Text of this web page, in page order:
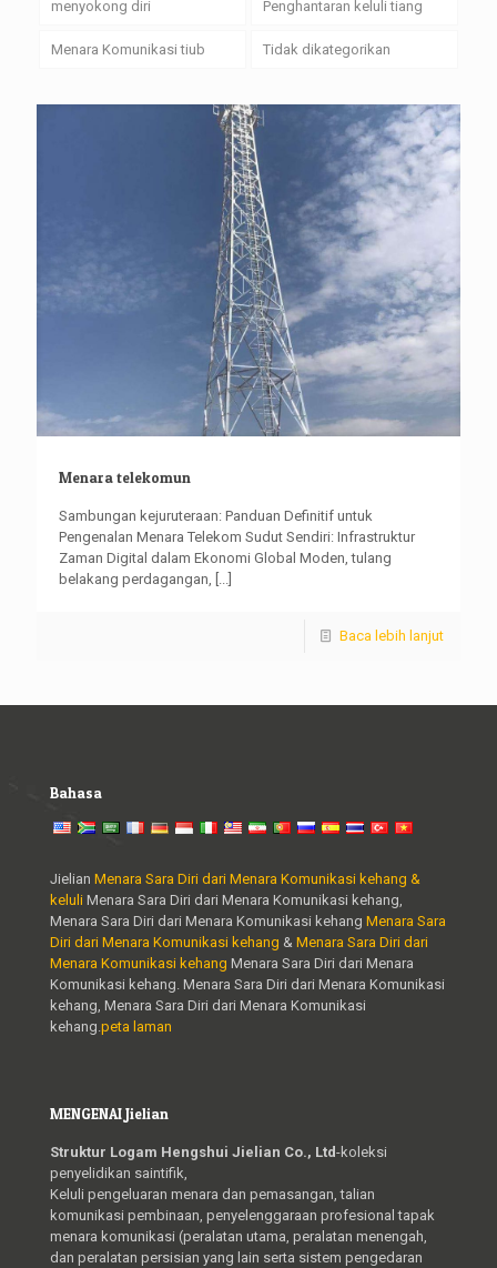
menyokong diri
Penghantaran keluli tiang
Menara Komunikasi tiub Tidak dikategorikan
Menara telekomun
Sambungan kejuruteraan: Panduan Definitif untuk
Pengenalan Menara Telekom Sudut Sendiri: Infrastruktur
Zaman Digital dalam Ekonomi Global Moden, tulang
belakang perdagangan, [...]
Baca lebih lanjut
Bahasa
Jielian Menara Sara Diri dari Menara Komunikasi kehang &
keluli Menara Sara Diri dari Menara Komunikasi kehang,
Menara Sara Diri dari Menara Komunikasi kehang Menara Sara
Diri dari Menara Komunikasi kehang & Menara Sara Diri dari
Menara Komunikasi kehang Menara Sara Diri dari Menara
Komunikasi kehang. Menara Sara Diri dari Menara Komunikasi
kehang, Menara Sara Diri dari Menara Komunikasi
kehang. peta laman
MENGENAI Jielian
Struktur Logam Hengshui Jielian Co., Ltd-koleksi
penyelidikan saintifik,
Keluli pengeluaran menara dan pemasangan, talian
komunikasi pembinaan, penyelenggaraan profesional tapak
menara komunikasi (peralatan utama, peralatan menengah,
dan peralatan persisian yang lain serta sistem pengedaran